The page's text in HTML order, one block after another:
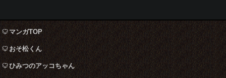
マンガTOP
おそ松くん
ひみつのアッコちゃん